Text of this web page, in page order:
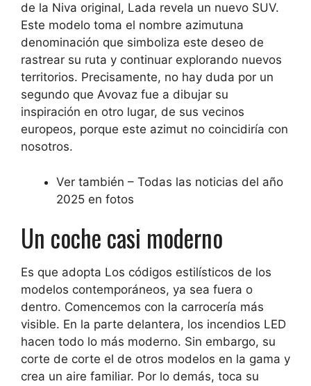
de la Niva original, Lada revela un nuevo SUV.
Este modelo toma el nombre azimutuna
denominación que simboliza este deseo de
rastrear su ruta y continuar explorando nuevos
territorios. Precisamente, no hay duda por un
segundo que Avovaz fue a dibujar su
inspiración en otro lugar, de sus vecinos
europeos, porque este azimut no coincidiría con
nosotros.
Ver también – Todas las noticias del año
2025 en fotos
Un coche casi moderno
Es que adopta Los códigos estilísticos de los
modelos contemporáneos, ya sea fuera o
dentro. Comencemos con la carrocería más
visible. En la parte delantera, los incendios LED
hacen todo lo más moderno. Sin embargo, su
corte de corte el de otros modelos en la gama y
crea un aire familiar. Por lo demás, toca su